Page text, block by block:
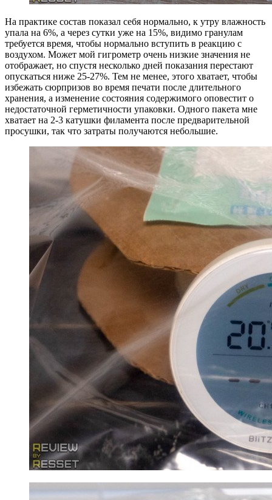
На практике состав показал себя нормально, к утру влажность
упала на 6%, а через сутки уже на 15%, видимо гранулам
требуется время, чтобы нормально вступить в реакцию с
воздухом. Может мой гигрометр очень низкие значения не
отображает, но спустя несколько дней показания перестают
опускаться ниже 25-27%. Тем не менее, этого хватает, чтобы
избежать сюрпризов во время печати после длительного
хранения, а изменение состояния содержимого оповестит о
недостаточной герметичности упаковки. Одного пакета мне
хватает на 2-3 катушки филамента после предварительной
просушки, так что затраты получаются небольшие.